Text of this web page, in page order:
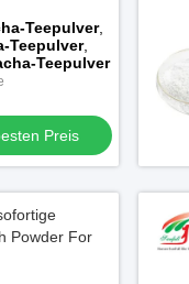
Teepulver,
Teepulver,
Teepulver
Preis
Powder For